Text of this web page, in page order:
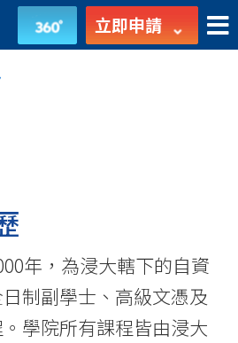
立即申請
年，為浸大轄下的自資
制副學士、高級文憑及
學院所有課程皆由浸大